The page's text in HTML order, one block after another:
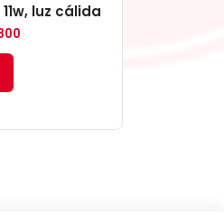
luz cálida